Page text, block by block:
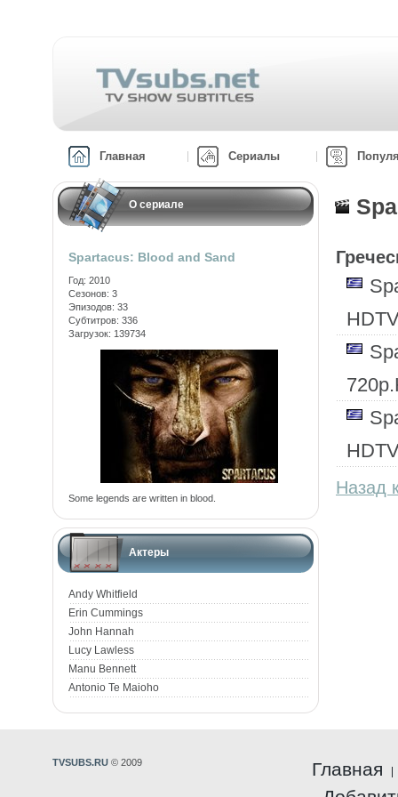
Главная Сериалы
О сериале
Spartacus: Blood and Sand
Год: 2010
Сезонов: 3
Эпизодов: 33
Субтитров: 336
Загрузок: 139734
Some legends are written in blood.
Актеры
Andy Whitfield
Erin Cummings
John Hannah
Lucy Lawless
Manu Bennett
Antonio Te Maioho
Назад
Главная
TVSUBS.RU © 2009